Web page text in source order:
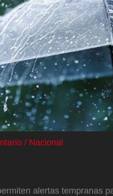
/ Nacional
alertas tempranas